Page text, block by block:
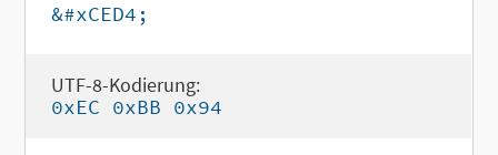
&#xCED4;
UTF-8-Kodierung:
0xEC 0xBB 0x94